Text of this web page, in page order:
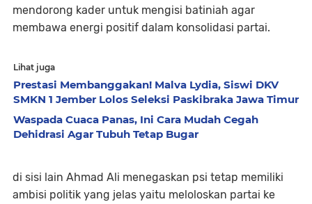
mendorong kader untuk mengisi batiniah agar
membawa energi positif dalam konsolidasi partai.
Lihat juga
Prestasi Membanggakan! Malva Lydia, Siswi DKV
SMKN 1 Jember Lolos Seleksi Paskibraka Jawa Timur
Waspada Cuaca Panas, Ini Cara Mudah Cegah
Dehidrasi Agar Tubuh Tetap Bugar
di sisi lain Ahmad Ali menegaskan psi tetap memiliki
ambisi politik yang jelas yaitu meloloskan partai ke